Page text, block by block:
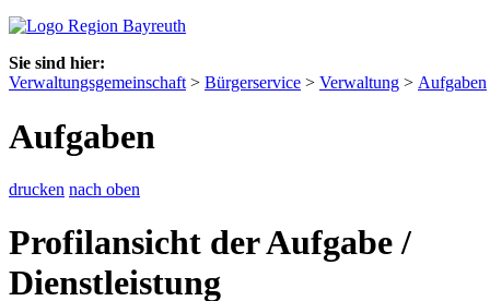
Sie sind hier:
Verwaltungsgemeinschaft > Bürgerservice > Verwaltung > Aufgaben
Aufgaben
drucken nach oben
Profilansicht der Aufgabe /
Dienstleistung